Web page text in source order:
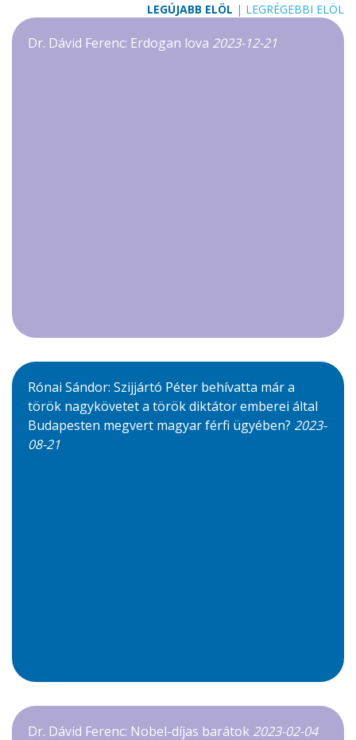
LEGÚJABB ELÖL | LEGRÉGEBBI ELÖL
Dr. Dávid Ferenc: Erdogan lova 2023-12-21
Rónai Sándor: Szijjártó Péter behívatta már a
török nagykövetet a török diktátor emberei által
Budapesten megvert magyar férfi ügyében? 2023-
08-21
Dr. Dávid Ferenc: Nobel-díjas barátok 2023-02-04